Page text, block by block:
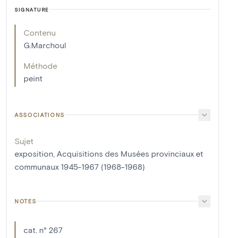
SIGNATURE
Contenu
G.Marchoul
Méthode
peint
ASSOCIATIONS
Sujet
exposition, Acquisitions des Musées provinciaux et
communaux 1945-1967 (1968-1968)
NOTES
cat. n° 267